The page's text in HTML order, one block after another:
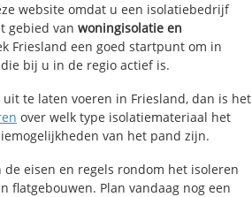
website omdat u een isolatiebedrijf
gebied van woningisolatie en
Friesland een goed startpunt om in
bij u in de regio actief is.
te laten voeren in Friesland, dan is het
over welk type isolatiemateriaal het
van het pand zijn.
eisen en regels rondom het isoleren
flatgebouwen. Plan vandaag nog een